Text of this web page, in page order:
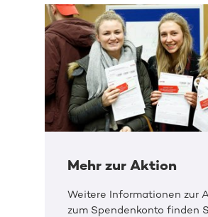
Mehr zur Aktion
Weitere Informationen zur
zum Spendenkonto finden